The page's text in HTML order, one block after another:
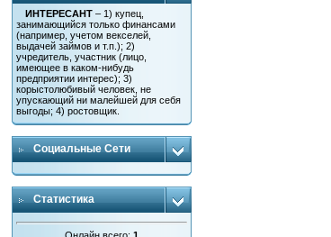
ИНТЕРЕСАНТ – 1) купец,
занимающийся только финансами
(например, учетом векселей,
выдачей займов и т.п.); 2)
учредитель, участник (лицо,
имеющее в каком-нибудь
предприятии интерес); 3)
корыстолюбивый человек, не
упускающий ни малейшей для себя
выгоды; 4) ростовщик.
Социальные Сети
Статистика